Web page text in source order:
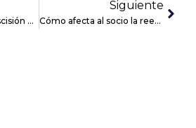
Cómo funciona la escisión de sociedades
Siguiente
Cómo afecta al socio la reestructuración según el Anteproyecto de Reforma Concursal